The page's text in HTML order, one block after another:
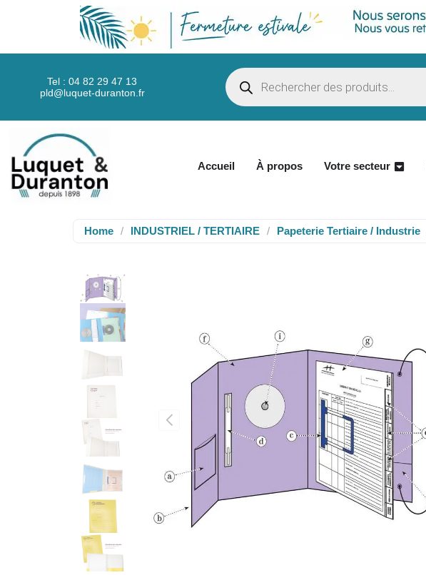
Tel : 04 82 29 47 13
pld@luquet-duranton.fr
Accueil À propos Votre secteur
Home / INDUSTRIEL / TERTIAIRE / Papeterie Tertiaire / Industrie